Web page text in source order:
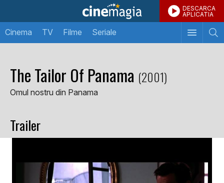
DESCARCA
APLICATIA
Cinema TV Filme Seriale
The Tailor Of Panama (2001)
Omul nostru din Panama
Trailer